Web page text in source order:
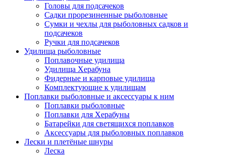
Головы для подсачеков
Садки прорезиненные рыболовные
Сумки и чехлы для рыболовных садков и
подсачеков
Ручки для подсачеков
Удилища рыболовные
Поплавочные удилища
Удилища Херабуна
Фидерные и карповые удилища
Комплектующие к удилищам
Поплавки рыболовные и аксессуары к ним
Поплавки рыболовные
Поплавки для Херабуны
Батарейки для светящихся поплавков
Аксессуары для рыболовных поплавков
Лески и плетёные шнуры
Леска